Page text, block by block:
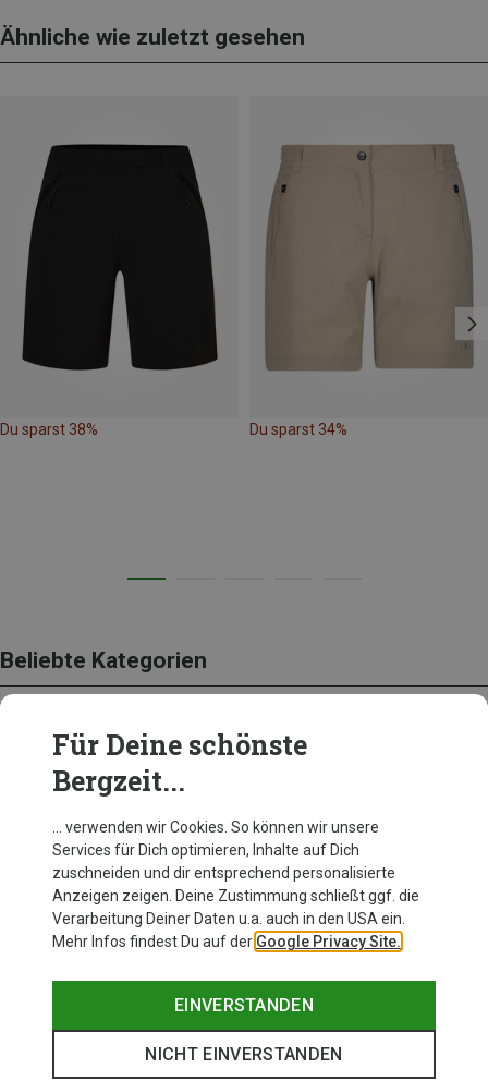
Ähnliche wie zuletzt gesehen
Du sparst 38% Du sparst 34%
Beliebte Kategorien
BEKLEIDUNG
Für Deine schönste
Bergzeit...
… verwenden wir Cookies. So können wir unsere
Services für Dich optimieren, Inhalte auf Dich
zuschneiden und dir entsprechend personalisierte
Anzeigen zeigen. Deine Zustimmung schließt ggf. die
Verarbeitung Deiner Daten u.a. auch in den USA ein.
Mehr Infos findest Du auf der Google Privacy Site.
EINVERSTANDEN
NICHT EINVERSTANDEN